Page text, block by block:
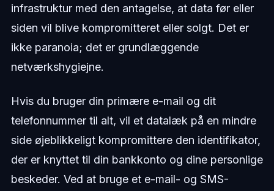
infrastruktur med den antagelse, at data før eller
siden vil blive kompromitteret eller solgt. Det er
ikke paranoia; det er grundlæggende
netværkshygiejne.
Hvis du bruger din primære e-mail og dit
telefonnummer til alt, vil et datalæk på en mindre
side øjeblikkeligt kompromittere den identifikator,
der er knyttet til din bankkonto og dine personlige
beskeder. Ved at bruge et e-mail- og SMS-